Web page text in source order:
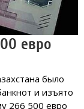
евро
было
и изъято
266 500 евро